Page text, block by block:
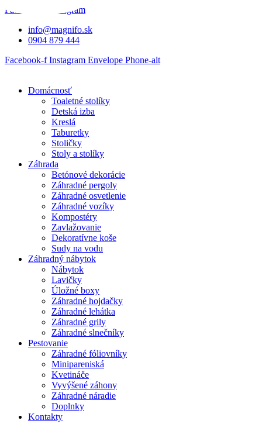
Preskočiť
obsah
Facebook-f
Instagram
info@magnifo.sk
0904 879 444
Facebook-f Instagram Envelope Phone-alt
Domácnosť
Toaletné stolíky
Detská izba
Kreslá
Taburetky
Stoličky
Stoly a stolíky
Záhrada
Betónové dekorácie
Záhradné pergoly
Záhradné osvetlenie
Záhradné vozíky
Kompostéry
Zavlažovanie
Dekoratívne koše
Sudy na vodu
Záhradný nábytok
Nábytok
Lavičky
Úložné boxy
Záhradné hojdačky
Záhradné lehátka
Záhradné grily
Záhradné slnečníky
Pestovanie
Záhradné fóliovníky
Minipareniská
Kvetináče
Vyvýšené záhony
Záhradné náradie
Doplnky
Kontakty